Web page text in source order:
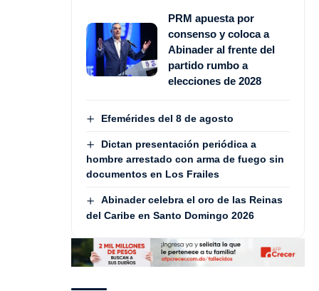
PRM apuesta por
consenso y coloca a
Abinader al frente del
partido rumbo a
elecciones de 2028
Efemérides del 8 de agosto
Dictan presentación periódica a
hombre arrestado con arma de fuego sin
documentos en Los Frailes
Abinader celebra el oro de las Reinas
del Caribe en Santo Domingo 2026